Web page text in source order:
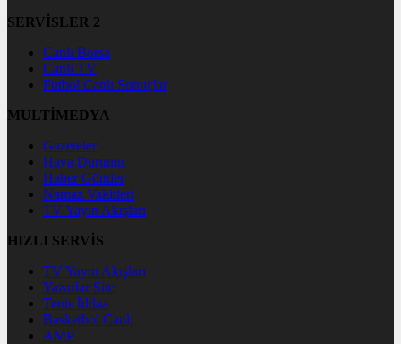
SERVİSLER 2
Canlı Borsa
Canlı TV
Futbol Canlı Sonuçlar
MULTİMEDYA
Gazeteler
Hava Durumu
Haber Gönder
Namaz Vakitleri
TV Yayın Akışları
HIZLI SERVİS
TV Yayın Akışları
Yazarlar Site
Tenis İddaa
Basketbol Canlı
AMP